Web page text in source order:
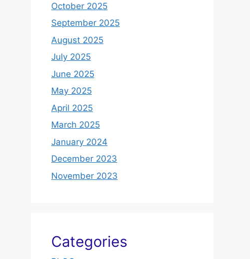
October 2025
September 2025
August 2025
July 2025
June 2025
May 2025
April 2025
March 2025
January 2024
December 2023
November 2023
Categories